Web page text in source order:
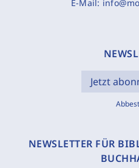
E-Mail:
Jetzt
NEWSLETTER FÜR